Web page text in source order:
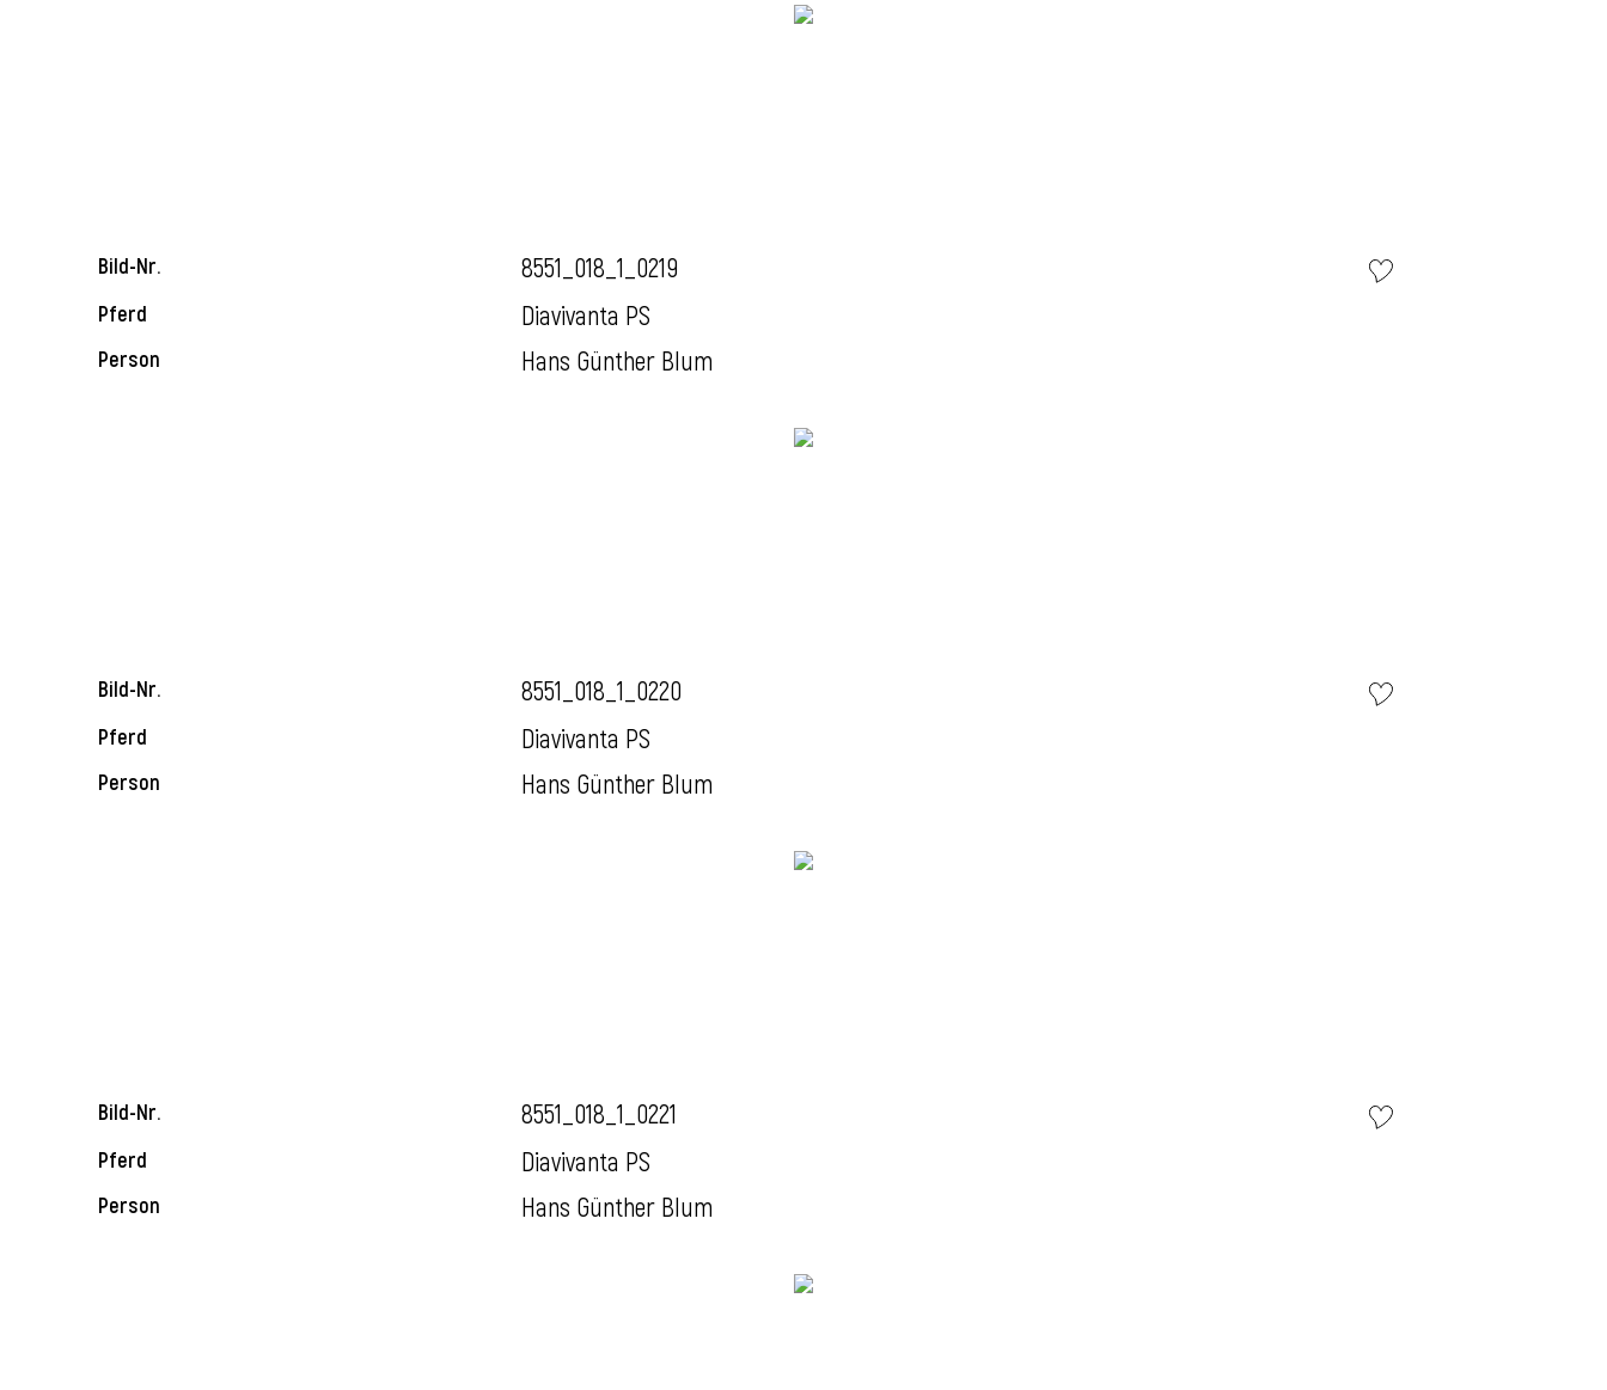
Bild-Nr. 8551_018_1_0219
Pferd Diavivanta PS
Person Hans Günther Blum
Bild-Nr. 8551_018_1_0220
Pferd Diavivanta PS
Person Hans Günther Blum
Bild-Nr. 8551_018_1_0221
Pferd Diavivanta PS
Person Hans Günther Blum